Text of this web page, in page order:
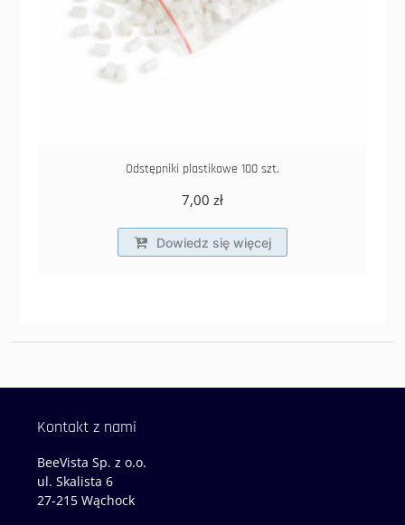
Odstępniki plastikowe 100 szt.
7,00 zł
Dowiedz się więcej
Kontakt z nami
BeeVista Sp. z o.o.
ul. Skalista 6
27-215 Wąchock